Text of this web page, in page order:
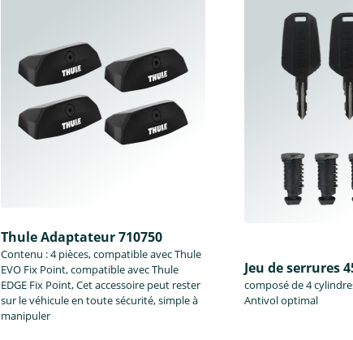
Thule Adaptateur 710750
Contenu : 4 pièces, compatible avec Thule
EVO Fix Point, compatible avec Thule
EDGE Fix Point, Cet accessoire peut rester
sur le véhicule en toute sécurité, simple à
manipuler
Jeu de serrures
composé de 4
Antivol optimal